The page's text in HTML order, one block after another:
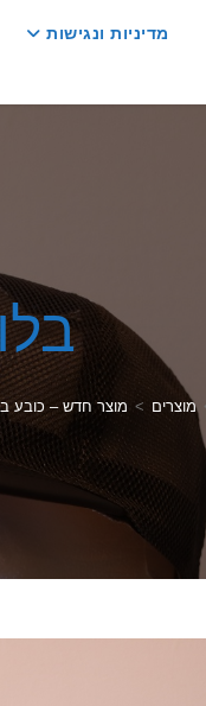
מדיניות ונגישות
מוצרים > מוצר חדש – כובע